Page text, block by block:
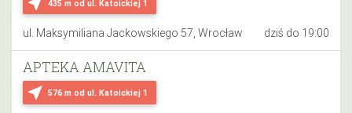
435 m od ul. Katoickiej 1
ul. Maksymiliana Jackowskiego 57, Wrocław dziś do 19:00
near_me 576 m od ul. Katoickiej 1
APTEKA AMAVITA